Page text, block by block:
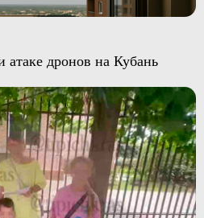
дронов на Кубань